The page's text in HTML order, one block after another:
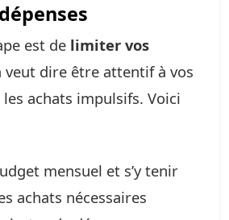
est de limiter vos
veut dire être attentif à vos
achats impulsifs. Voici
mensuel et s’y tenir
achats nécessaires